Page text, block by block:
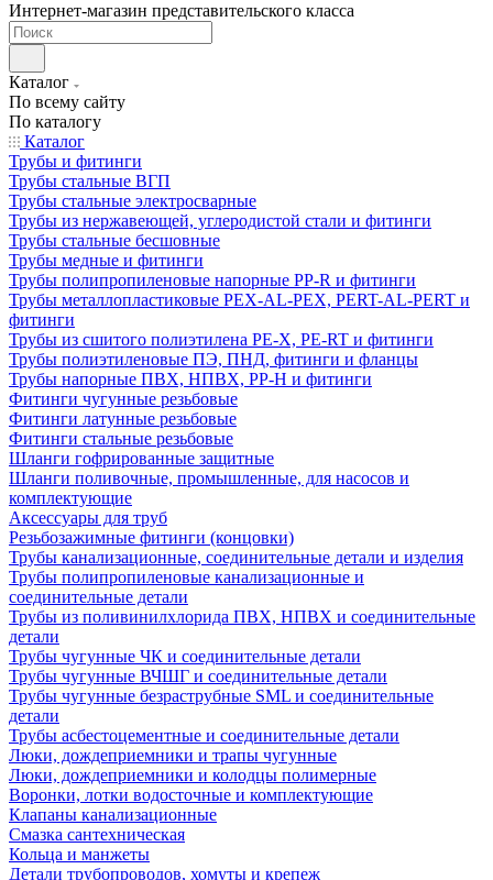
Интернет-магазин представительского класса
Каталог
По всему сайту
По каталогу
Каталог
Трубы и фитинги
Трубы стальные ВГП
Трубы стальные электросварные
Трубы из нержавеющей, углеродистой стали и фитинги
Трубы стальные бесшовные
Трубы медные и фитинги
Трубы полипропиленовые напорные PP-R и фитинги
Трубы металлопластиковые PEX-AL-PEX, PERT-AL-PERT и
фитинги
Трубы из сшитого полиэтилена PE-X, PE-RT и фитинги
Трубы полиэтиленовые ПЭ, ПНД, фитинги и фланцы
Трубы напорные ПВХ, НПВХ, PP-H и фитинги
Фитинги чугунные резьбовые
Фитинги латунные резьбовые
Фитинги стальные резьбовые
Шланги гофрированные защитные
Шланги поливочные, промышленные, для насосов и
комплектующие
Аксессуары для труб
Резьбозажимные фитинги (концовки)
Трубы канализационные, соединительные детали и изделия
Трубы полипропиленовые канализационные и
соединительные детали
Трубы из поливинилхлорида ПВХ, НПВХ и соединительные
детали
Трубы чугунные ЧК и соединительные детали
Трубы чугунные ВЧШГ и соединительные детали
Трубы чугунные безраструбные SML и соединительные
детали
Трубы асбестоцементные и соединительные детали
Люки, дождеприемники и трапы чугунные
Люки, дождеприемники и колодцы полимерные
Воронки, лотки водосточные и комплектующие
Клапаны канализационные
Смазка сантехническая
Кольца и манжеты
Детали трубопроводов, хомуты и крепеж